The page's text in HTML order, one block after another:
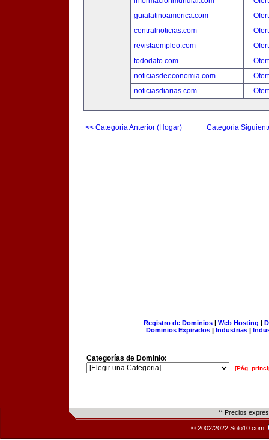
guialatinoamerica.com
centralnoticias.com
revistaempleo.com
tododato.com
noticiasdeeconomia.com
noticiasdiarias.com
<< Categoria Anterior (Hogar) Categoria
Registro de Dominios| Web Hosting |
Dominios Expirados | Industrias |
Categorías de Dominio:
[Pág.
** Precios
© 2002/2022 Solo10.com